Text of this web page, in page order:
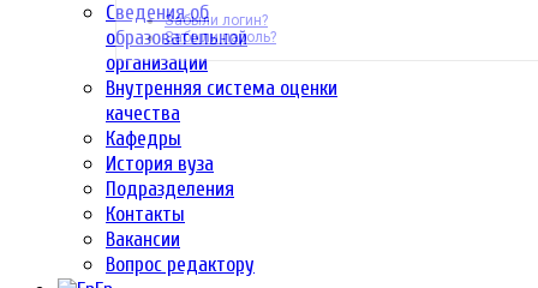
Сведения об
образовательной
организации
Внутренняя система оценки
качества
Кафедры
История вуза
Подразделения
Контакты
Вакансии
Вопрос редактору
Забыли логин?
Забыли пароль?